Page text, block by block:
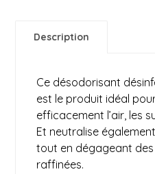
Description
Ce désodorisant
est le produit idéal
efficacement l’air, les
Et neutralise
tout en dégageant
raffinées.